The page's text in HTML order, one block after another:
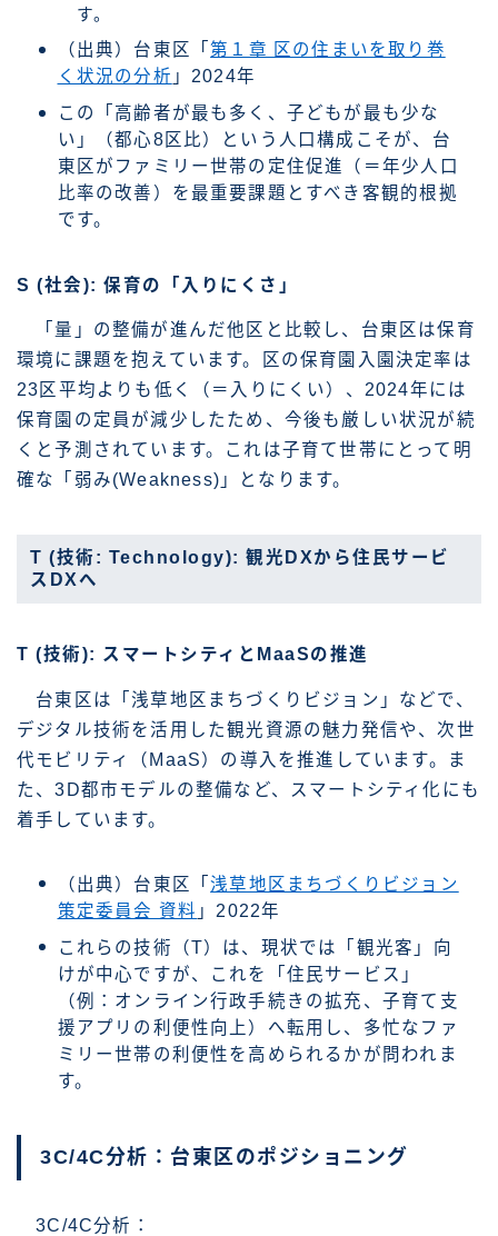
す。
（出典）台東区「第１章 区の住まいを取り巻
く状況の分析 」2024年
この「高齢者が最も多く、子どもが最も少な
い」（都心8区比）という人口構成こそが、台
東区がファミリー世帯の定住促進（＝年少人口
比率の改善）を最重要課題とすべき客観的根拠
です。
S (社会): 保育の「入りにくさ」
「量」の整備が進んだ他区と比較し、台東区は保育
環境に課題を抱えています。区の保育園入園決定率は
23区平均よりも低く（＝入りにくい）、2024年には
保育園の定員が減少したため、今後も厳しい状況が続
くと予測されています。これは子育て世帯にとって明
確な「弱み(Weakness)」となります。
T (技術: Technology): 観光DXから住民サービ
スDXへ
T (技術): スマートシティとMaaSの推進
台東区は「浅草地区まちづくりビジョン」などで、
デジタル技術を活用した観光資源の魅力発信や、次世
代モビリティ（MaaS）の導入を推進しています。ま
た、3D都市モデルの整備など、スマートシティ化にも
着手しています。
（出典）台東区「浅草地区まちづくりビジョン
策定委員会 資料 」2022年
これらの技術（T）は、現状では「観光客」向
けが中心ですが、これを「住民サービス」
（例：オンライン行政手続きの拡充、子育て支
援アプリの利便性向上）へ転用し、多忙なファ
ミリー世帯の利便性を高められるかが問われま
す。
3C/4C分析：台東区のポジショニング
3C/4C分析：